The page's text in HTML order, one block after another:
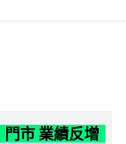
門市 業績反增